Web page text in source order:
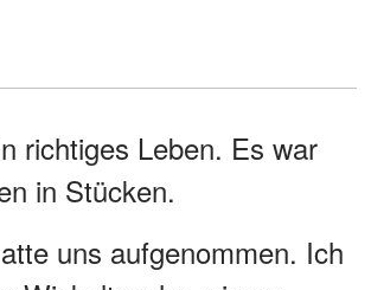
richtiges Leben. Es war
in Stücken.
uns aufgenommen. Ich